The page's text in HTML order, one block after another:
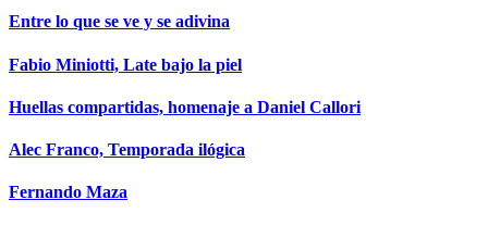
Entre lo que se ve y se adivina
Fabio Miniotti, Late bajo la piel
Huellas compartidas, homenaje a Daniel Callori
Alec Franco, Temporada ilógica
Fernando Maza